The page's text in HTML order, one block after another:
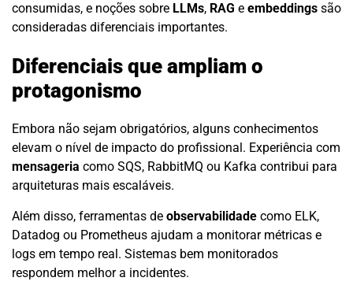
consumidas, e noções sobre LLMs, RAG e embeddings são
consideradas diferenciais importantes.
Diferenciais que ampliam o
protagonismo
Embora não sejam obrigatórios, alguns conhecimentos
elevam o nível de impacto do profissional. Experiência com
mensageria como SQS, RabbitMQ ou Kafka contribui para
arquiteturas mais escaláveis.
Além disso, ferramentas de observabilidade como ELK,
Datadog ou Prometheus ajudam a monitorar métricas e
logs em tempo real. Sistemas bem monitorados
respondem melhor a incidentes.